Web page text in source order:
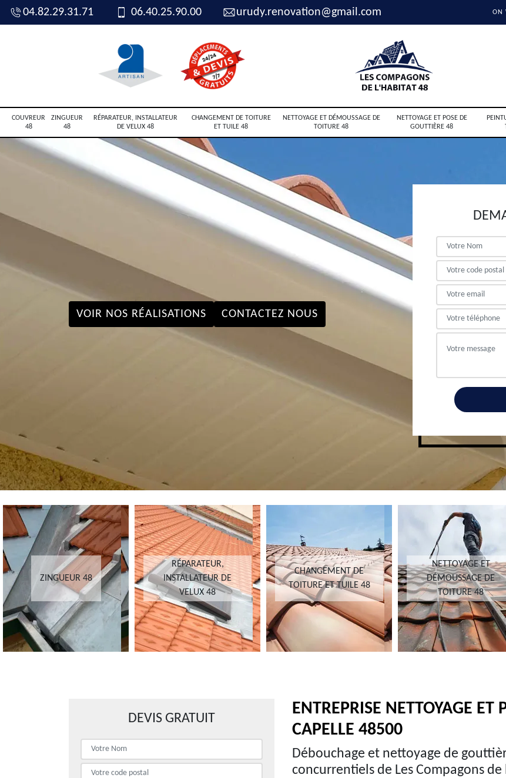
04.82.29.31.71 06.40.25.90.00 urudy.renovation@gmail.com ON
COUVREUR
48
ZINGUEUR
48
RÉPARATEUR, INSTALLATEUR
DE VELUX 48
CHANGEMENT DE TOITURE
ET TUILE 48
NETTOYAGE ET DÉMOUSSAGE DE
TOITURE 48
NETTOYAGE ET POSE DE
GOUTTIÈRE 48
VOIR NOS RÉALISATIONS CONTACTEZ NOUS
ZINGUEUR 48
RÉPARATEUR,
INSTALLATEUR DE
VELUX 48
CHANGEMENT DE
TOITURE ET TUILE 48
NETTOYAGE ET
DÉMOUSSAGE DE
TOITURE 48
DEVIS GRATUIT
ENTREPRISE NETTOYAGE ET
CAPELLE 48500
Débouchage et nettoyage de
concurrentiels de Les Compagons